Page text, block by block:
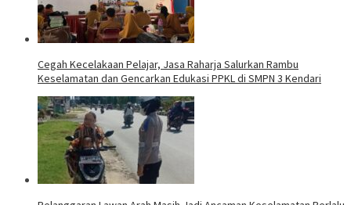
Cegah Kecelakaan Pelajar, Jasa Raharja Salurkan Rambu
Keselamatan dan Gencarkan Edukasi PPKL di SMPN 3 Kendari